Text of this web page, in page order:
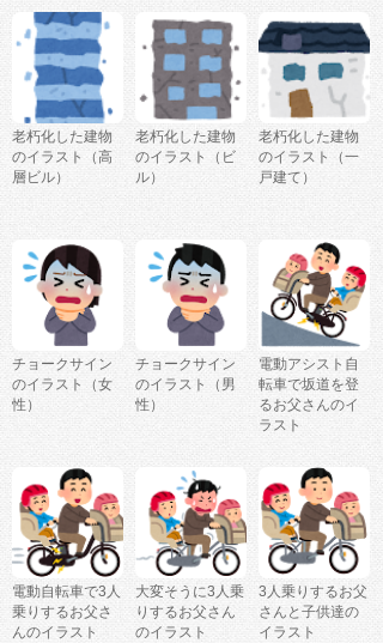
老朽化した建物
のイラスト（高
層ビル）
老朽化した建物
のイラスト（ビ
ル）
老朽化した建物
のイラスト（一
戸建て）
チョークサイン
のイラスト（女
性）
チョークサイン
のイラスト（男
性）
電動アシスト自
転車で坂道を登
るお父さんのイ
ラスト
電動自転車で3人
乗りするお父さ
んのイラスト
大変そうに3人乗
りするお父さん
のイラスト
3人乗りするお父
さんと子供達の
イラスト